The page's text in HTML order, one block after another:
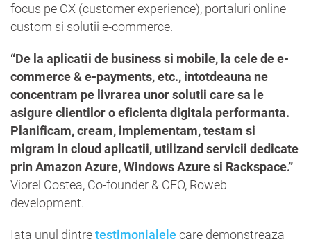
focus pe CX (customer experience), portaluri online
custom si solutii e-commerce.
“De la aplicatii de business si mobile, la cele de e-
commerce & e-payments, etc., intotdeauna ne
concentram pe livrarea unor solutii care sa le
asigure clientilor o eficienta digitala performanta.
Planificam, cream, implementam, testam si
migram in cloud aplicatii, utilizand servicii dedicate
prin Amazon Azure, Windows Azure si Rackspace.”
Viorel Costea, Co-founder & CEO, Roweb
development.
Iata unul dintretestimonialele care demonstreaza